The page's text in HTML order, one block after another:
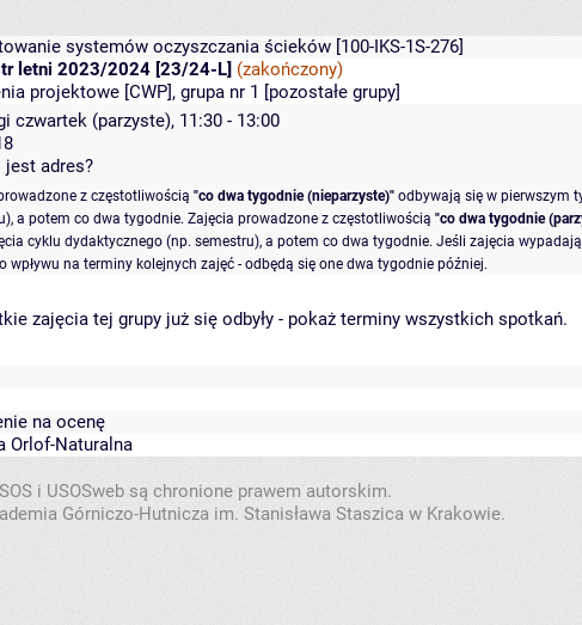
systemów oczyszczania ścieków [100-IKS-1S-276]
letni 2023/2024 [23/24-L] (zakończony)
projektowe [CWP], grupa nr 1 [pozostałe grupy]
czwartek (parzyste), 11:30 - 13:00
jest adres?
z częstotliwością "co dwa tygodnie (nieparzyste)" odbywają się w pierwszym
a potem co dwa tygodnie. Zajęcia prowadzone z częstotliwością "co dwa tygodnie
cyklu dydaktycznego (np. semestru), a potem co dwa tygodnie. Jeśli zajęcia
wpływu na terminy kolejnych zajęć - odbędą się one dwa tygodnie później.
zajęcia tej grupy już się odbyły - pokaż terminy wszystkich spotkań.
na ocenę
Orlof-Naturalna
i USOSweb są chronione prawem autorskim.
Górniczo-Hutnicza im. Stanisława Staszica w Krakowie.